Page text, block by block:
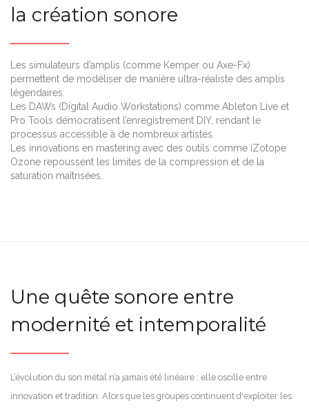
la création sonore
Les simulateurs d’amplis (comme Kemper ou Axe-Fx)
permettent de modéliser de manière ultra-réaliste des amplis
légendaires.
Les DAWs (Digital Audio Workstations) comme Ableton Live et
Pro Tools démocratisent l’enregistrement DIY, rendant le
processus accessible à de nombreux artistes.
Les innovations en mastering avec des outils comme iZotope
Ozone repoussent les limites de la compression et de la
saturation maîtrisées.
Une quête sonore entre
modernité et intemporalité
L’évolution du son métal n’a jamais été linéaire : elle oscille entre
innovation et tradition. Alors que les groupes continuent d'exploiter les